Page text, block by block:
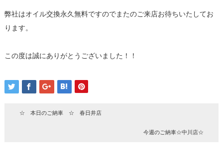
弊社はオイル交換永久無料ですのでまたのご来店お待ちいたしてお
ります。
この度は誠にありがとうございました！！
☆ 本日のご納車 ☆ 春日井店
今週のご納車☆中川店☆